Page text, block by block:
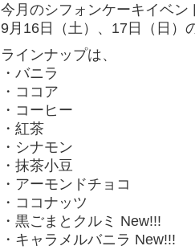
今月のシフォンケーキイベン
9月16日（土）、17日（日）
ラインナップは、
・バニラ
・ココア
・コーヒー
・紅茶
・シナモン
・抹茶小豆
・アーモンドチョコ
・ココナッツ
・黒ごまとクルミ New!!!
・キャラメルバニラ New!!!